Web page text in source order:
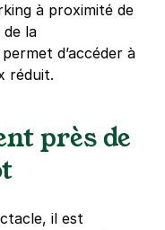
Palais des
- Robespierre
dégressifs)
à proximité de
la
d’accéder à
réduit.
près de
il est